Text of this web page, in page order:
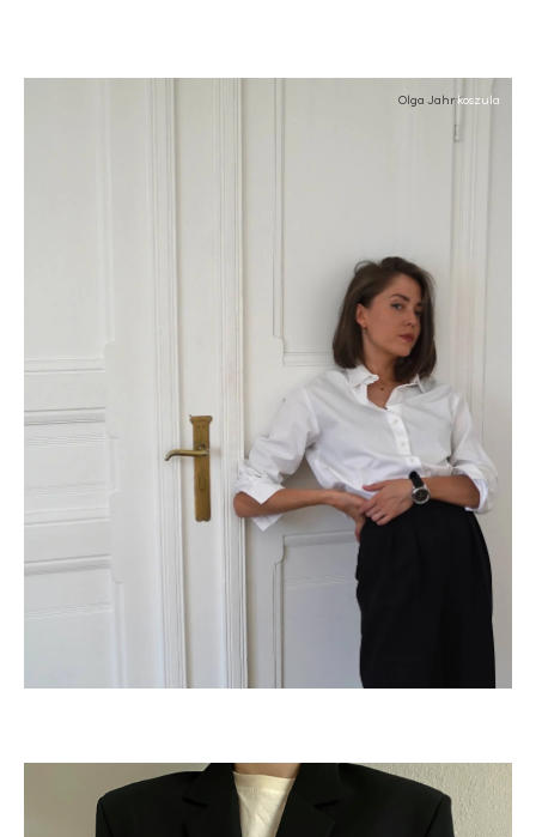
Olga Jahrkoszula